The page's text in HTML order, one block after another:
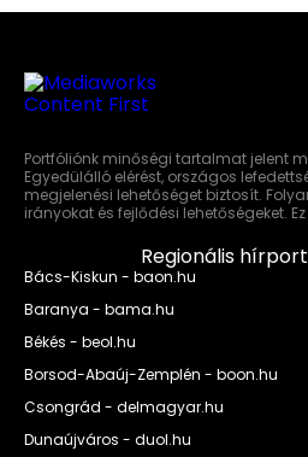
Portfóliónk minőségi tartalmat jelent
Egyedülálló elérést, országos
megjelenési lehetőséget biztosít.
irányokat és fejlődési lehetőségeket.
Regionális
Bács-Kiskun - baon.hu
Baranya - bama.hu
Békés - beol.hu
Borsod-Abaúj-Zemplén - boon.hu
Csongrád - delmagyar.hu
Dunaújváros - duol.hu